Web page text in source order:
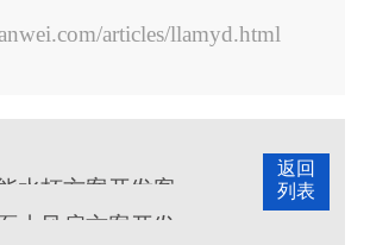
articles/llamyd.html
返回
列表